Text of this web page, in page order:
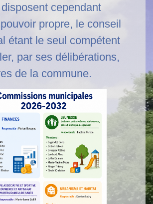
cependant
pouvoir propre, le conseil
étant le seul compétent
par ses délibérations,
de la commune.